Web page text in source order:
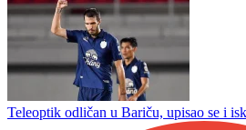
Teleoptik odličan u Bariču, upisao se i